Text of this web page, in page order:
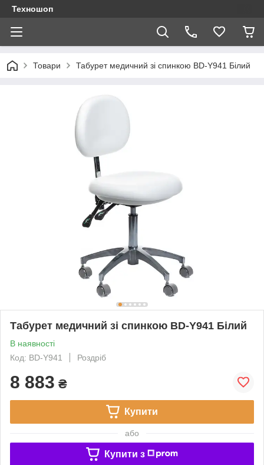
Техношоп
Товари Табурет медичний зі спинкою BD-Y941 Білий
Табурет медичний зі спинкою BD-Y941 Білий
В наявності
Код: BD-Y941
Роздріб
8 883 ₴
Купити
або
Купити з